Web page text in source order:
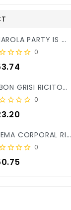
CHAROLA PARTY IS ON REDONDA ROSA BEBE C/3PZ X/6
0
JABON GRISI RICITOS DE ORO ALOE&CALENDULA 90GR X/25
0
CREMA CORPORAL RICITOS DE ORO ALOE&CALENDULA 250ML X/12
0